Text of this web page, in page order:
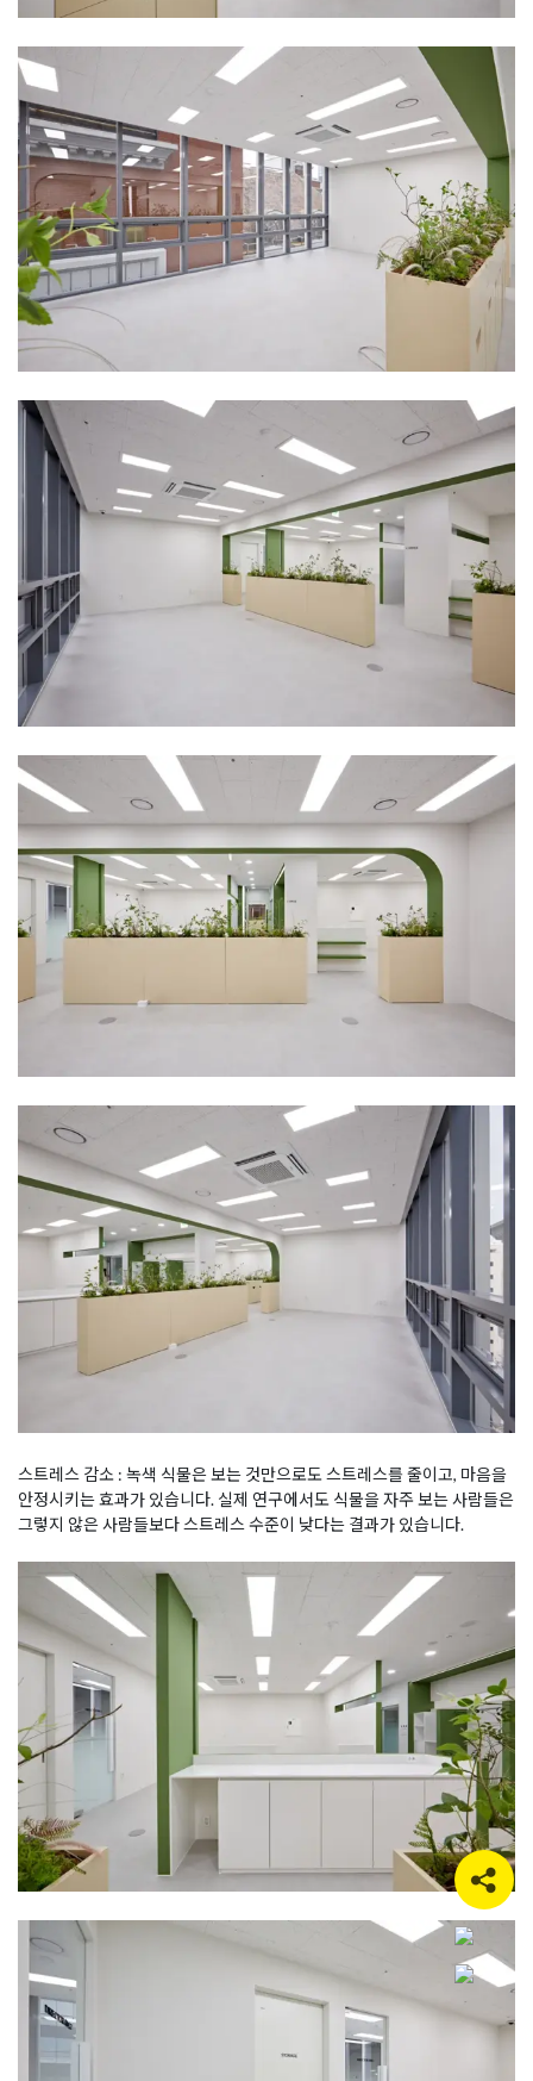
스트레스 감소 : 녹색 식물은 보는 것만으로도 스트레스를 줄이고, 마음을
안정시키는 효과가 있습니다. 실제 연구에서도 식물을 자주 보는 사람들은
그렇지 않은 사람들보다 스트레스 수준이 낮다는 결과가 있습니다.